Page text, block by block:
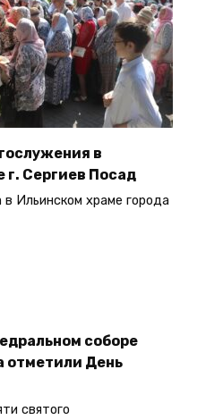
в
г. Сергиев Посад
Ильинском храме города
соборе
отметили День
святого